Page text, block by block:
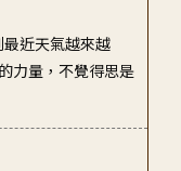
近天氣越來越
力量，不覺得思是